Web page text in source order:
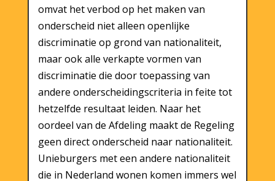
omvat het verbod op het maken van
onderscheid niet alleen openlijke
discriminatie op grond van nationaliteit,
maar ook alle verkapte vormen van
discriminatie die door toepassing van
andere onderscheidingscriteria in feite tot
hetzelfde resultaat leiden. Naar het
oordeel van de Afdeling maakt de Regeling
geen direct onderscheid naar nationaliteit.
Unieburgers met een andere nationaliteit
die in Nederland wonen komen immers wel